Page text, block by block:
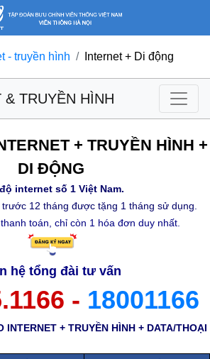
- truyền hình Internet + Di động
& TRUYỀN HÌNH
+ TRUYỀN HÌNH +
DI ĐỘNG
internet số 1 Việt Nam.
12 tháng được tặng 1 tháng sử dụng.
toán, chỉ còn 1 hóa đơn duy nhất.
hệ tổng đài tư vấn
- 18001166
INTERNET + TRUYỀN HÌNH + DATA/THOẠI